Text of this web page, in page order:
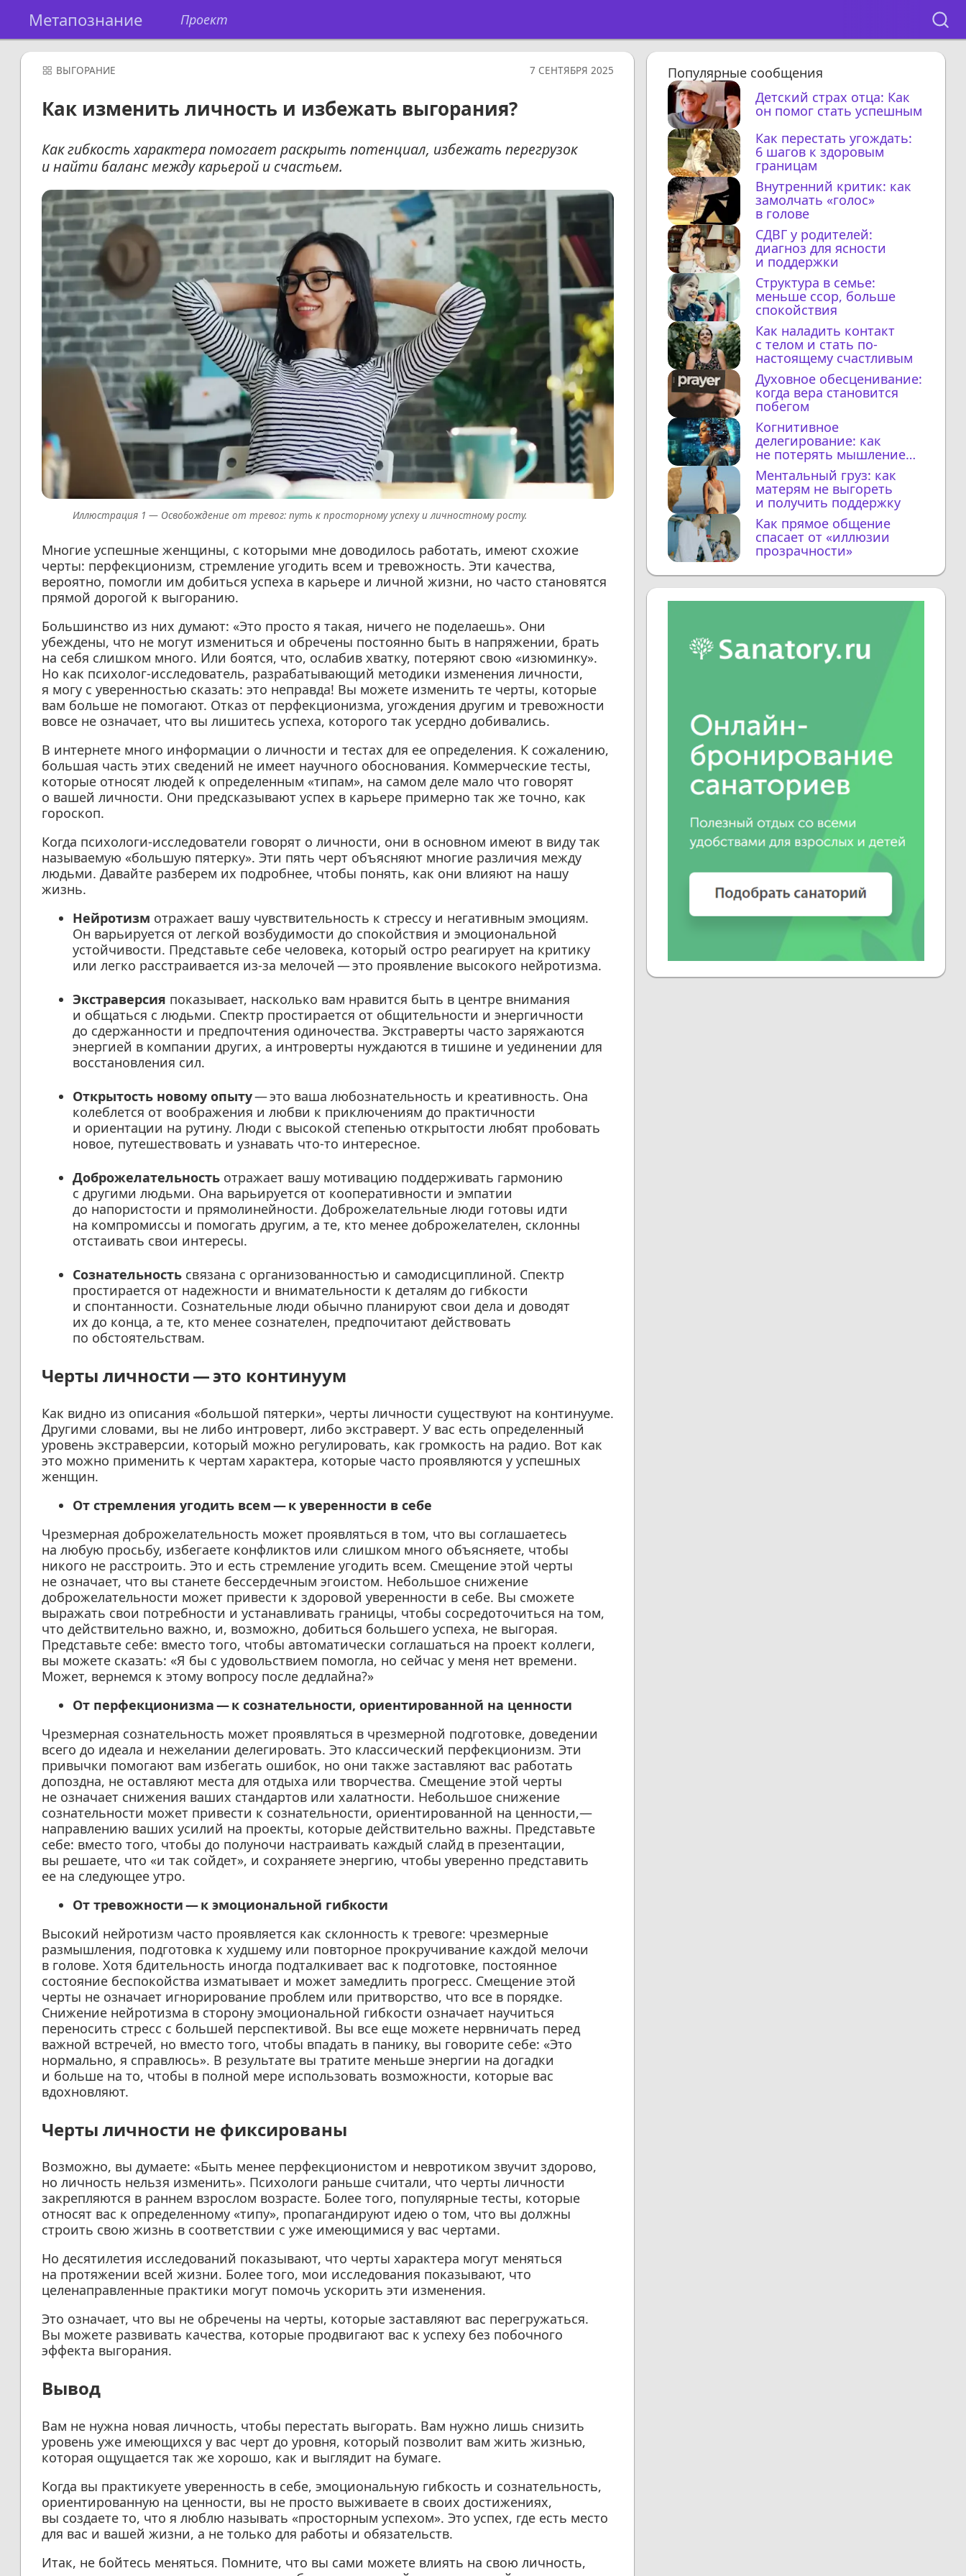
Метапознание Проект
ВЫГОРАНИЕ 7 СЕНТЯБРЯ 2025
Как изменить личность и избежать выгорания?
Как гибкость характера помогает раскрыть потенциал, избежать перегрузок
и найти баланс между карьерой и счастьем.
Освобождение от тревог: путь к просторному успеху и личностному росту.
Многие успешные женщины, с которыми мне доводилось работать, имеют схожие
черты: перфекционизм, стремление угодить всем и тревожность. Эти качества,
вероятно, помогли им добиться успеха в карьере и личной жизни, но часто становятся
прямой дорогой к выгоранию.
Большинство из них думают: «Это просто я такая, ничего не поделаешь». Они
убеждены, что не могут измениться и обречены постоянно быть в напряжении, брать
на себя слишком много. Или боятся, что, ослабив хватку, потеряют свою «изюминку».
Но как психолог-исследователь, разрабатывающий методики изменения личности,
я могу с уверенностью сказать: это неправда! Вы можете изменить те черты, которые
вам больше не помогают. Отказ от перфекционизма, угождения другим и тревожности
вовсе не означает, что вы лишитесь успеха, которого так усердно добивались.
В интернете много информации о личности и тестах для ее определения. К сожалению,
большая часть этих сведений не имеет научного обоснования. Коммерческие тесты,
которые относят людей к определенным «типам», на самом деле мало что говорят
о вашей личности. Они предсказывают успех в карьере примерно так же точно, как
гороскоп.
Когда психологи-исследователи говорят о личности, они в основном имеют в виду так
называемую «большую пятерку». Эти пять черт объясняют многие различия между
людьми. Давайте разберем их подробнее, чтобы понять, как они влияют на нашу
жизнь.
Нейротизм отражает вашу чувствительность к стрессу и негативным эмоциям.
Он варьируется от легкой возбудимости до спокойствия и эмоциональной
устойчивости. Представьте себе человека, который остро реагирует на критику
или легко расстраивается из-за мелочей — это проявление высокого нейротизма.
Экстраверсия показывает, насколько вам нравится быть в центре внимания
и общаться с людьми. Спектр простирается от общительности и энергичности
до сдержанности и предпочтения одиночества. Экстраверты часто заряжаются
энергией в компании других, а интроверты нуждаются в тишине и уединении для
восстановления сил.
Открытость новому опыту— это ваша любознательность и креативность. Она
колеблется от воображения и любви к приключениям до практичности
и ориентации на рутину. Люди с высокой степенью открытости любят пробовать
новое, путешествовать и узнавать что-то интересное.
Доброжелательностьотражает вашу мотивацию поддерживать гармонию
с другими людьми. Она варьируется от кооперативности и эмпатии
до напористости и прямолинейности. Доброжелательные люди готовы идти
на компромиссы и помогать другим, а те, кто менее доброжелателен, склонны
отстаивать свои интересы.
Сознательностьсвязана с организованностью и самодисциплиной. Спектр
простирается от надежности и внимательности к деталям до гибкости
и спонтанности. Сознательные люди обычно планируют свои дела и доводят
их до конца, а те, кто менее сознателен, предпочитают действовать
по обстоятельствам.
Черты личности — это континуум
Как видно из описания «большой пятерки», черты личности существуют на континууме.
Другими словами, вы не либо интроверт, либо экстраверт. У вас есть определенный
уровень экстраверсии, который можно регулировать, как громкость на радио. Вот как
это можно применить к чертам характера, которые часто проявляются у успешных
женщин.
От стремления угодить всем — к уверенности в себе
Чрезмерная доброжелательность может проявляться в том, что вы соглашаетесь
на любую просьбу, избегаете конфликтов или слишком много объясняете, чтобы
никого не расстроить. Это и есть стремление угодить всем. Смещение этой черты
не означает, что вы станете бессердечным эгоистом. Небольшое снижение
доброжелательности может привести к здоровой уверенности в себе. Вы сможете
выражать свои потребности и устанавливать границы, чтобы сосредоточиться на том,
что действительно важно, и, возможно, добиться большего успеха, не выгорая.
Представьте себе: вместо того, чтобы автоматически соглашаться на проект коллеги,
вы можете сказать: «Я бы с удовольствием помогла, но сейчас у меня нет времени.
Может, вернемся к этому вопросу после дедлайна?»
От перфекционизма — к сознательности, ориентированной на ценности
Чрезмерная сознательность может проявляться в чрезмерной подготовке, доведении
всего до идеала и нежелании делегировать. Это классический перфекционизм. Эти
привычки помогают вам избегать ошибок, но они также заставляют вас работать
допоздна, не оставляют места для отдыха или творчества. Смещение этой черты
не означает снижения ваших стандартов или халатности. Небольшое снижение
сознательности может привести к сознательности, ориентированной на ценности,—
направлению ваших усилий на проекты, которые действительно важны. Представьте
себе: вместо того, чтобы до полуночи настраивать каждый слайд в презентации,
вы решаете, что «и так сойдет», и сохраняете энергию, чтобы уверенно представить
ее на следующее утро.
От тревожности — к эмоциональной гибкости
Высокий нейротизм часто проявляется как склонность к тревоге: чрезмерные
размышления, подготовка к худшему или повторное прокручивание каждой мелочи
в голове. Хотя бдительность иногда подталкивает вас к подготовке, постоянное
состояние беспокойства изматывает и может замедлить прогресс. Смещение этой
черты не означает игнорирование проблем или притворство, что все в порядке.
Снижение нейротизма в сторону эмоциональной гибкости означает научиться
переносить стресс с большей перспективой. Вы все еще можете нервничать перед
важной встречей, но вместо того, чтобы впадать в панику, вы говорите себе: «Это
нормально, я справлюсь». В результате вы тратите меньше энергии на догадки
и больше на то, чтобы в полной мере использовать возможности, которые вас
вдохновляют.
Черты личности не фиксированы
Возможно, вы думаете: «Быть менее перфекционистом и невротиком звучит здорово,
но личность нельзя изменить». Психологи раньше считали, что черты личности
закрепляются в раннем взрослом возрасте. Более того, популярные тесты, которые
относят вас к определенному «типу», пропагандируют идею о том, что вы должны
строить свою жизнь в соответствии с уже имеющимися у вас чертами.
Но десятилетия исследований показывают, что черты характера могут меняться
на протяжении всей жизни. Более того, мои исследования показывают, что
целенаправленные практики могут помочь ускорить эти изменения.
Это означает, что вы не обречены на черты, которые заставляют вас перегружаться.
Вы можете развивать качества, которые продвигают вас к успеху без побочного
эффекта выгорания.
Вывод
Вам не нужна новая личность, чтобы перестать выгорать. Вам нужно лишь снизить
уровень уже имеющихся у вас черт до уровня, который позволит вам жить жизнью,
которая ощущается так же хорошо, как и выглядит на бумаге.
Когда вы практикуете уверенность в себе, эмоциональную гибкость и сознательность,
ориентированную на ценности, вы не просто выживаете в своих достижениях,
вы создаете то, что я люблю называть «просторным успехом». Это успех, где есть место
для вас и вашей жизни, а не только для работы и обязательств.
Итак, не бойтесь меняться. Помните, что вы сами можете влиять на свою личность,
Популярные сообщения
Детский страх отца: Как
он помог стать успешным
Как перестать угождать:
6 шагов к здоровым
границам
Внутренний критик: как
замолчать «голос»
в голове
СДВГ у родителей:
диагноз для ясности
и поддержки
Структура в семье:
меньше ссор, больше
спокойствия
Как наладить контакт
с телом и стать по-
настоящему счастливым
Духовное обесценивание:
когда вера становится
побегом
Когнитивное
делегирование: как
не потерять мышление
с ИИ
Ментальный груз: как
матерям не выгореть
и получить поддержку
Как прямое общение
спасает от «иллюзии
прозрачности»